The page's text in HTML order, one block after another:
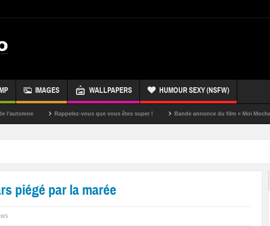
IMAGES WALLPAPERS HUMOUR SEXY (NSFW)
Rappelez-vous que vous êtes super ! Bande annonce du film « Moi Moche et
piégé par la marée